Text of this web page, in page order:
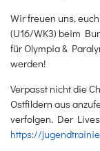
Wir freuen uns,
(U16/WK3) beim
für Olympia &
werden!
Verpasst nicht die
Ostfildern aus
verfolgen. Der
https://